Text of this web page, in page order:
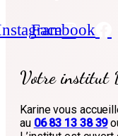
Facebook
Votre institut
Karine vous
au 06 83 13 38 39